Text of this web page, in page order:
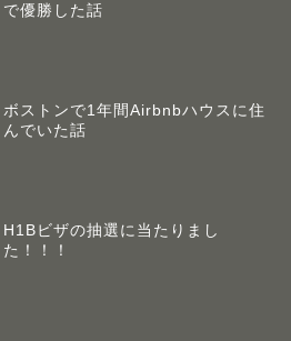
で優勝した話
ボストンで1年間Airbnbハウスに住
んでいた話
H1Bビザの抽選に当たりまし
た！！！